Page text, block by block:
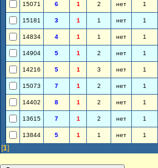
15071 6 1 2 нет 1
15181 3 1 1 нет 1
14834 4 1 1 нет 1
14904 5 1 2 нет 1
14216 5 1 3 нет 1
15073 7 1 2 нет 1
14402 8 1 2 нет 1
13615 7 1 2 нет 1
13844 5 1 1 нет 1
[1]